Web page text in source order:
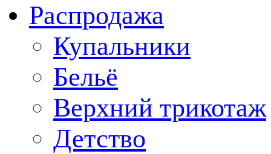
Распродажа
Купальники
Бельё
Верхний трикотаж
Детство